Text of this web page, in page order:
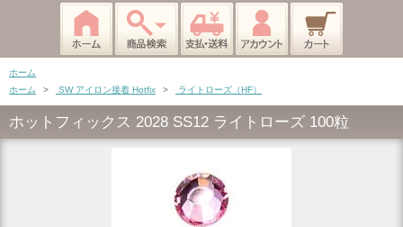
ホーム
ホーム
> SW アイロン接着 Hotfix > ライトローズ（HF）
ホットフィックス 2028 SS12 ライトローズ 100粒